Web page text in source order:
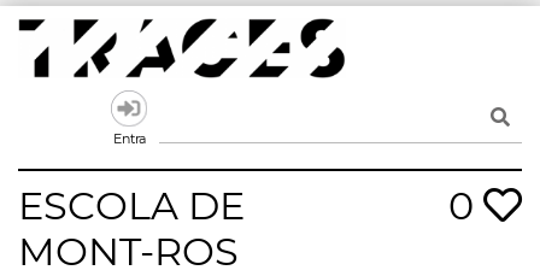
Skip
content
Un mapa de la memòria obert a tothom
Entra
ESCOLA DE
MONT-ROS
0